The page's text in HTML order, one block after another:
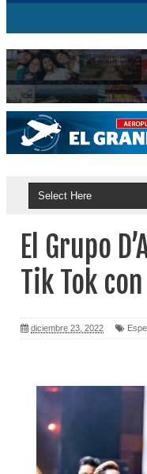
El Grupo
Tik Tok
diciembre 23, 2022